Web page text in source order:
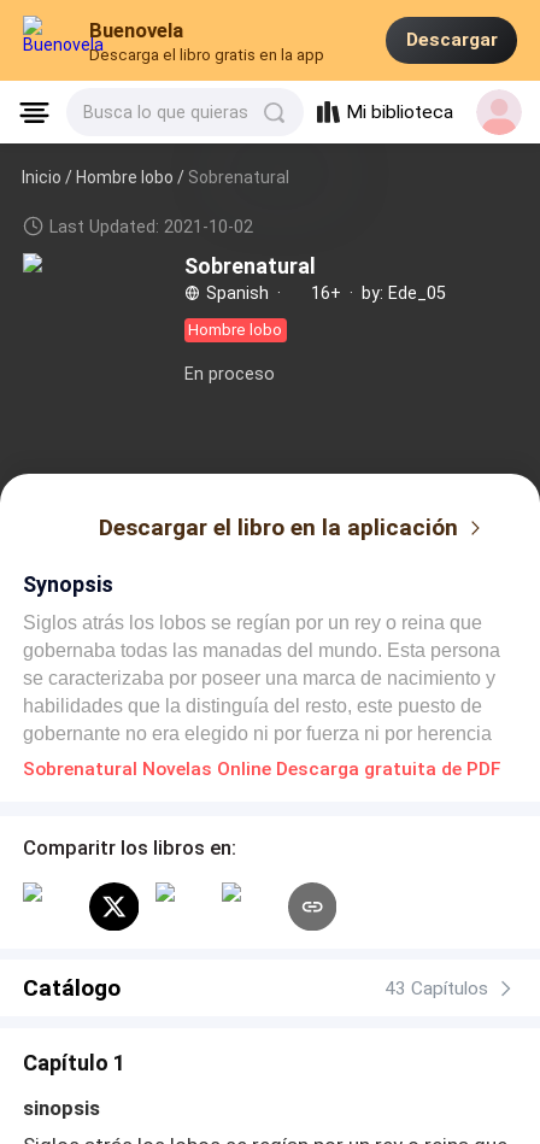
Buenovela
Descarga el libro gratis en la app
Descargar
Busca lo que quieras Mi biblioteca
Inicio /Hombre lobo / Sobrenatural
Last Updated: 2021-10-02
Sobrenatural
Spanish · 16+ · by: Ede_05
Hombre lobo
En proceso
Descargar el libro en la aplicación
Synopsis
Siglos atrás los lobos se regían por un rey o reina que
gobernaba todas las manadas del mundo. Esta persona
se caracterizaba por poseer una marca de nacimiento y
habilidades que la distinguía del resto, este puesto de
gobernante no era elegido ni por fuerza ni por herencia
como cada manada; sino por elección de la Luna. Kale el
pero le falta el amor de su mate, su pareja destinada. La
estaba oculta entre las sombras, después de quinientos
años desde que murió su último gobernante espera
esperando a su monarca, y con una guerra
Sobrenatural Novelas Online Descarga gratuita de PDF
Comparitr los libros en:
Catálogo 43 Capítulos
Capítulo 1
sinopsis